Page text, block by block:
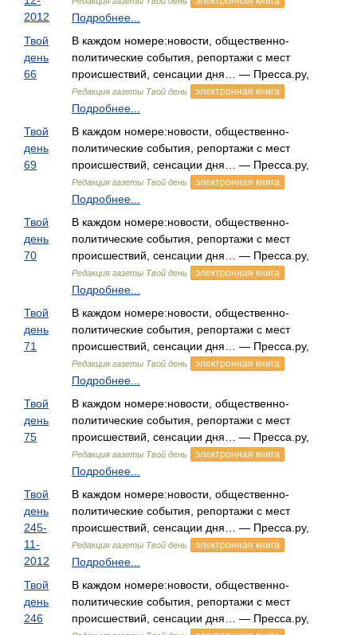
2012
Подробнее...
Твой
день
66
В каждом номере:новости, общественно-
политические события, репортажи с мест
происшествий, сенсации дня… — Пресса.ру,
Редакция газеты Твой день электронная книга
Подробнее...
Твой
день
69
В каждом номере:новости, общественно-
политические события, репортажи с мест
происшествий, сенсации дня… — Пресса.ру,
Редакция газеты Твой день электронная книга
Подробнее...
Твой
день
70
В каждом номере:новости, общественно-
политические события, репортажи с мест
происшествий, сенсации дня… — Пресса.ру,
Редакция газеты Твой день электронная книга
Подробнее...
Твой
день
71
В каждом номере:новости, общественно-
политические события, репортажи с мест
происшествий, сенсации дня… — Пресса.ру,
Редакция газеты Твой день электронная книга
Подробнее...
Твой
день
75
В каждом номере:новости, общественно-
политические события, репортажи с мест
происшествий, сенсации дня… — Пресса.ру,
Редакция газеты Твой день электронная книга
Подробнее...
Твой
день
245-
11-
2012
В каждом номере:новости, общественно-
политические события, репортажи с мест
происшествий, сенсации дня… — Пресса.ру,
Редакция газеты Твой день электронная книга
Подробнее...
Твой
день
246
В каждом номере:новости, общественно-
политические события, репортажи с мест
происшествий, сенсации дня… — Пресса.ру,